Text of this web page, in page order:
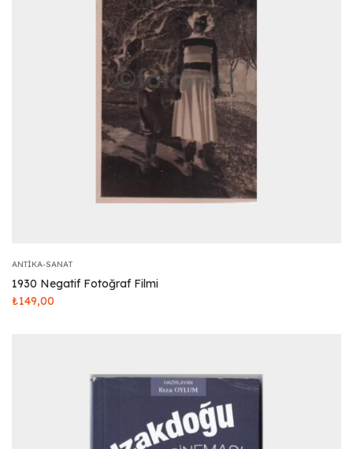
ANTIKA-SANAT
1930 Negatif Fotoğraf Filmi
₺149,00